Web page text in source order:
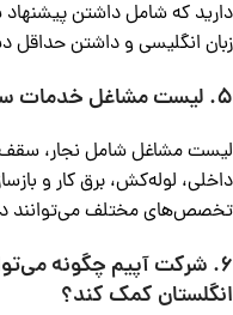
دارید که شامل داشتن پیشنهاد
زبان انگلیسی و داشتن
5. لیست مشاغل خدمات ساختمانی ایرانی در لندن چیست؟
لیست مشاغل شامل نجار،
داخلی، لوله‌کش، برق کار و
تخصص‌های مختلف می‌توانند در
6. شرکت آپیم چگونه
انگلستان کمک کند؟